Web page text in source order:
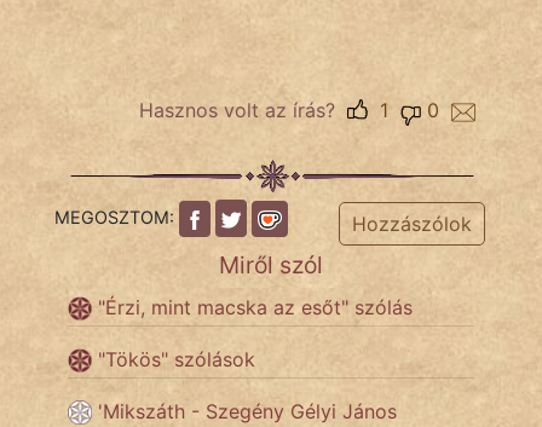
MAGYARSÁG
cinege
Hasznos volt az írás? 0
1
MEGOSZTOM: Hozzászólok
Miről szól
"Érzi, mint macska az esőt" szólás
"Tökös" szólások
'Mikszáth - Szegény Gélyi János